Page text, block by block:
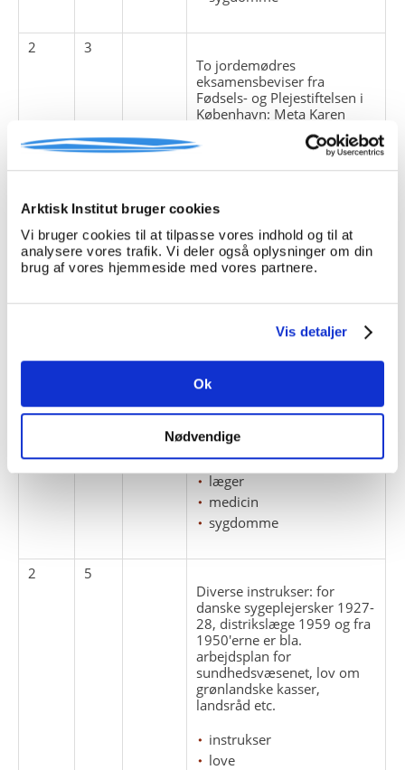
Arktisk Institut bruger cookies
Vi bruger cookies til at tilpasse vores indhold og til at
analysere vores trafik. Vi deler også oplysninger om din
brug af vores hjemmeside med vores partnere.
Vis detaljer
Ok
Nødvendige
2
3
To jordemødres
eksamensbeviser fra
Fødsels- og Plejestiftelsen i
København: Meta Karen
Rosback (Rosbech) fra 1867
og Birgithe Tipora Johansen
fødsler
jordemødre
Diverse breve og
indberetninger 1844-1903.
Anvisning til overbetjente og
sygdom, Nordgrønland
1878.
breve
indberetninger
læger
medicin
sygdomme
2
5
Diverse instrukser: for
danske sygeplejersker 1927-
28, distrikslæge 1959 og fra
1950'erne er bla.
arbejdsplan for
sundhedsvæsenet, lov om
grønlandske kasser,
landsråd etc.
instrukser
love